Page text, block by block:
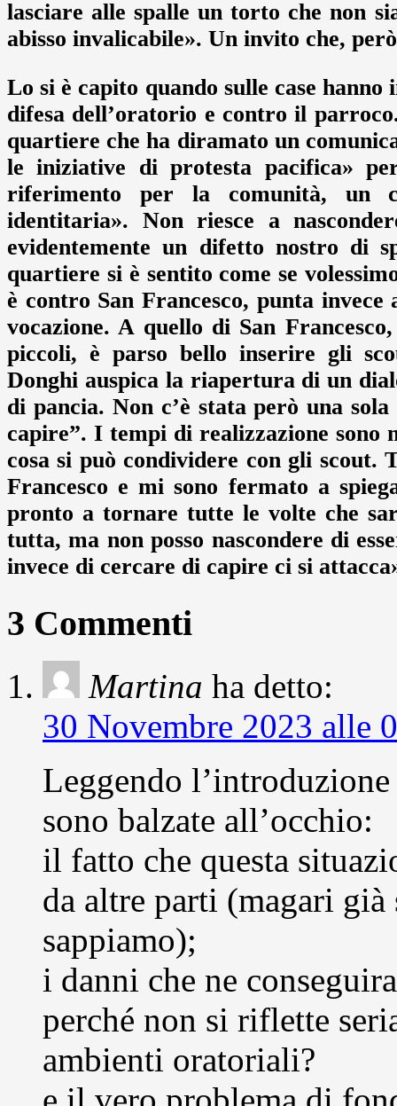
lasciare alle spalle un torto che non
abisso invalicabile». Un invito che,
Lo si è capito quando sulle case
difesa dell’oratorio e contro il
quartiere che ha diramato un
le iniziative di protesta pacifica»
riferimento per la comunità, un
identitaria». Non riesce a
evidentemente un difetto nostro di
quartiere si è sentito come se
è contro San Francesco, punta
vocazione. A quello di San
piccoli, è parso bello inserire gli
Donghi auspica la riapertura di un
di pancia. Non c’è stata però una
capire”. I tempi di realizzazione sono
cosa si può condividere con gli scout.
Francesco e mi sono fermato a
pronto a tornare tutte le volte che
tutta, ma non posso nascondere di
invece di cercare di capire ci si
3 Commenti
Martina ha detto:
30 Novembre 2023 alle
Leggendo
sono balzate all’occhio:
il fatto che questa
da altre parti (magari già
sappiamo);
i danni che ne
perché non si riflette
ambienti oratoriali?